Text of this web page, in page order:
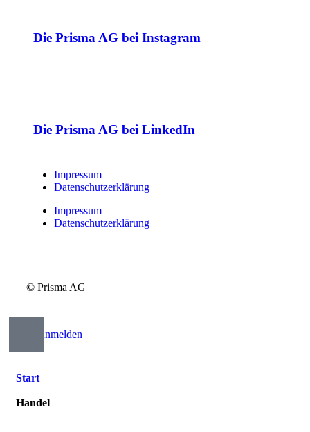
Die Prisma AG bei Instagram
Die Prisma AG bei LinkedIn
Impressum
Datenschutzerklärung
Impressum
Datenschutzerklärung
© Prisma AG
Anmelden
Start
Handel